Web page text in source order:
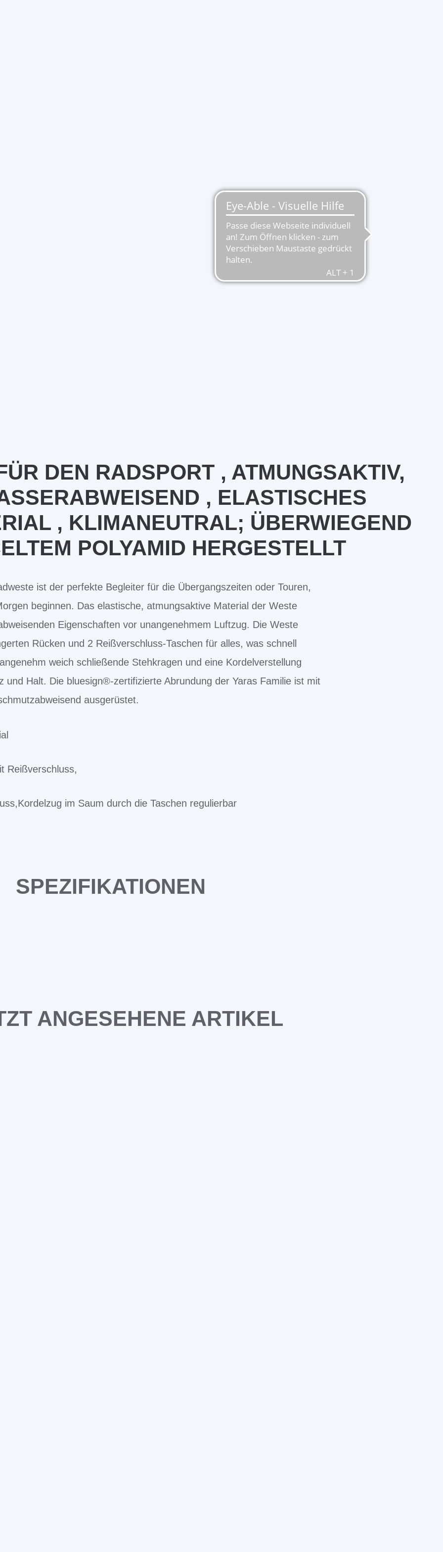
DEN RADSPORT , ATMUNGSAKTIV,
, ELASTISCHES
, KLIMANEUTRAL; ÜBERWIEGEND
POLYAMID HERGESTELLT
ist der perfekte Begleiter für die Übergangszeiten oder Touren,
beginnen. Das elastische, atmungsaktive Material der Weste
Eigenschaften vor unangenehmem Luftzug. Die Weste
Rücken und 2 Reißverschluss-Taschen für alles, was schnell
weich schließende Stehkragen und eine Kordelverstellung
und Halt. Die bluesign®-zertifizierte Abrundung der Yaras Familie ist mit
ausgerüstet.
Reißverschluss,
im Saum durch die Taschen regulierbar
SPEZIFIKATIONEN
ANGESEHENE ARTIKEL